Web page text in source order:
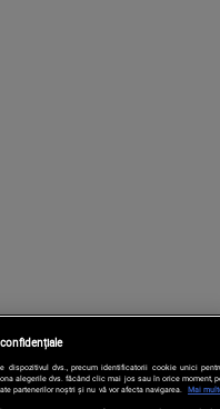
dvs., precum identificatorii cookie unici
alegerile dvs. făcând clic mai jos sau în orice moment,
partenerilor noștri și nu vă vor afecta navigarea.
Mai